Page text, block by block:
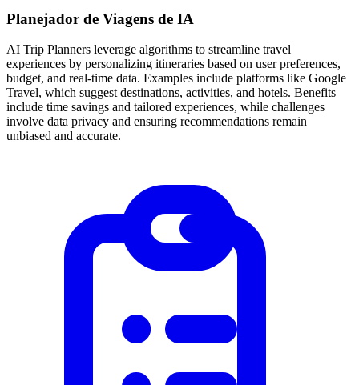
Planejador de Viagens de IA
AI Trip Planners leverage algorithms to streamline travel
experiences by personalizing itineraries based on user preferences,
budget, and real-time data. Examples include platforms like Google
Travel, which suggest destinations, activities, and hotels. Benefits
include time savings and tailored experiences, while challenges
involve data privacy and ensuring recommendations remain
unbiased and accurate.